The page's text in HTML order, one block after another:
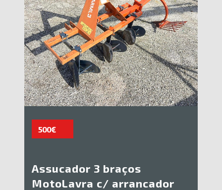
500€
Assucador 3 braços
MotoLavra c/ arrancador